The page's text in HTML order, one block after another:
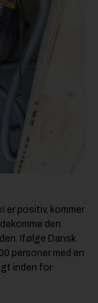
er positiv, kommer
den
Ifølge Dansk
personer med en
inden for